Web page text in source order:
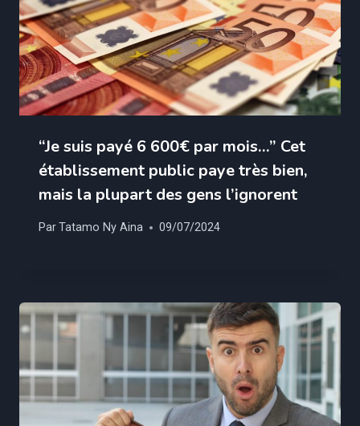
“Je suis payé 6 600€ par mois…” Cet
établissement public paye très bien,
mais la plupart des gens l’ignorent
ParTatamo Ny Aina 09/07/2024